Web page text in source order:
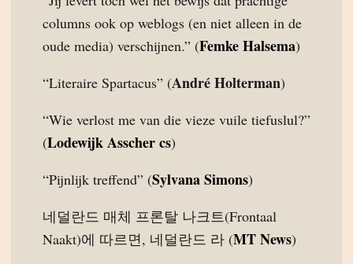
columns ook op weblogs (en niet alleen in de
oude media) verschijnen.” (Femke Halsema)
“Literaire Spartacus” (André Holterman)
“Wie verlost me van die vieze vuile tiefuslul?”
(Lodewijk Asscher cs)
“Pijnlijk treffend” (Sylvana Simons)
네덜란드 매체 프론탈 나크트(Frontaal
Naakt)에 따르면, 네덜란드 라 (MT News)